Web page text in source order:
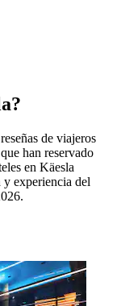
de viajeros
han reservado
en Käesla
y experiencia del
.